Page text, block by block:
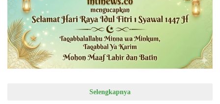
Selengkapnya